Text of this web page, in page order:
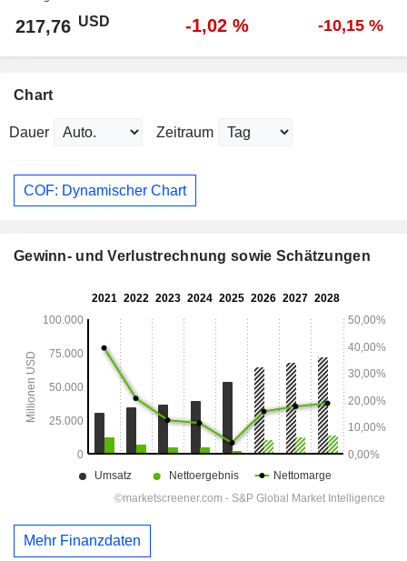
217,76 USD -1,02 % -10,15 %
Chart
Dauer Zeitraum
COF: Dynamischer Chart
Gewinn- und Verlustrechnung sowie Schätzungen
Mehr Finanzdaten